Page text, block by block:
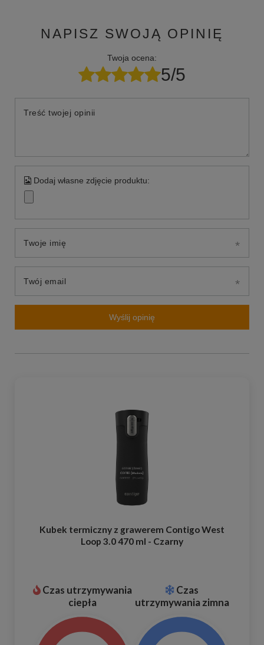
NAPISZ SWOJĄ OPINIĘ
Twoja ocena:
5/5
Treść twojej opinii
Dodaj własne zdjęcie produktu:
Twoje imię
Twój email
Wyślij opinię
Kubek termiczny z grawerem Contigo West
Loop 3.0 470 ml - Czarny
Czas utrzymywania
ciepła
Czas
utrzymywania zimna